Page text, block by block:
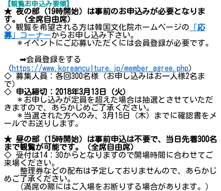
【観覧お申込み要領】
★ 夜の部（19時開始）は事前のお申込みが必要となりま
す。（全席自由席）
◇ 観覧を希望される方は韓国文化院ホームページの 「応
募 」コーナーからお申し込み下さい。
＊イベントにご応募いただくには会員登録が必要です。
➡会員登録をする
（https://www.koreanculture.jp/member_agree.php）
◇ 募集人員：各回300名様（お申し込みはお一人様2名ま
で）
◇ 申込締切：2018年3月13日（火）
＊お申し込みが定員を超えた場合は抽選とさせていただ
きますので、あらかじめご了承ください。
＊当選された方へのみ、3月15日（木）までに確認書をメ
ールでお送りします。
★ 昼の部（15時開始）は事前申込は不要で、当日先着300名
まで観覧が可能です。（全席自由席）
◇ 受付は14：30からとなりますので開場時間に合わせてご
来場ください。
整理券などの配布は予定しておりませんので、あらかじ
めご了承ください。
（満席の際にはご入場をお断りする場合があります。）